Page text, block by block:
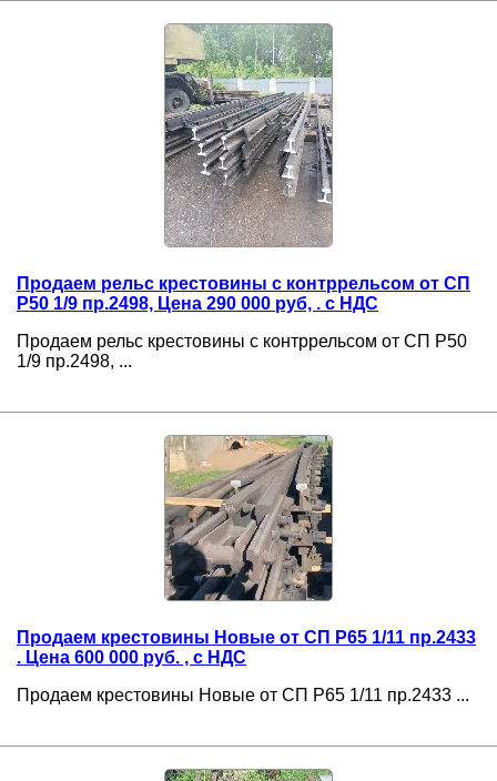
Продаем рельс крестовины с контррельсом от СП
Р50 1/9 пр.2498, Цена 290 000 руб, . с НДС
Продаем рельс крестовины с контррельсом от СП Р50
1/9 пр.2498, ...
Продаем крестовины Новые от СП Р65 1/11 пр.2433
. Цена 600 000 руб. , с НДС
Продаем крестовины Новые от СП Р65 1/11 пр.2433 ...